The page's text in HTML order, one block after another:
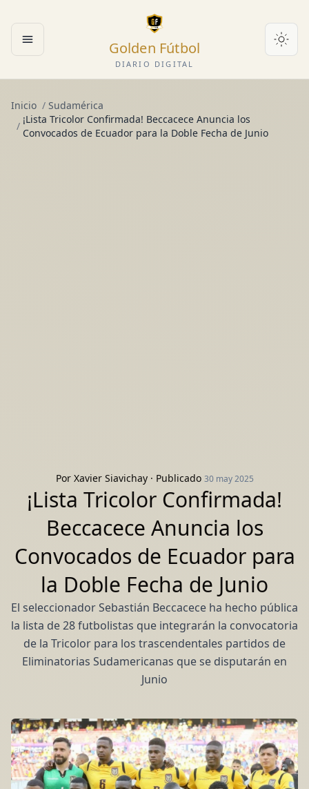
Abrir menú Golden Fútbol
DIARIO DIGITAL
Inicio / Sudamérica
/
¡Lista Tricolor Confirmada! Beccacece Anuncia los
Convocados de Ecuador para la Doble Fecha de Junio
Por Xavier Siavichay· Publicado 30 may 2025
¡Lista Tricolor Confirmada!
Beccacece Anuncia los
Convocados de Ecuador para
la Doble Fecha de Junio
El seleccionador Sebastián Beccacece ha hecho pública
la lista de 28 futbolistas que integrarán la convocatoria
de la Tricolor para los trascendentales partidos de
Eliminatorias Sudamericanas que se disputarán en
Junio